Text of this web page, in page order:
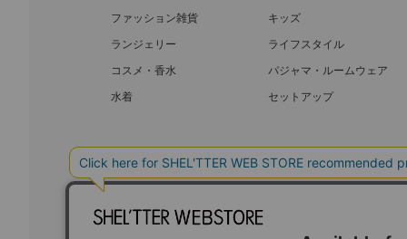
ファッション雑貨
キッズ
ランジェリー
ライフスタイル
コスメ・香水
パジャマ・ルームウェア
水着
セットアップ